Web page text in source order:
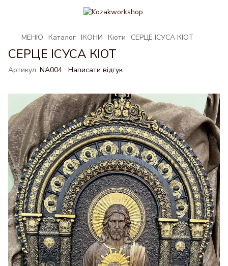
МЕНЮ Каталог ІКОНИ Кіоти СЕРЦЕ ІСУСА КІОТ
СЕРЦЕ ІСУСА КІОТ
Артикул: NA004 Написати відгук